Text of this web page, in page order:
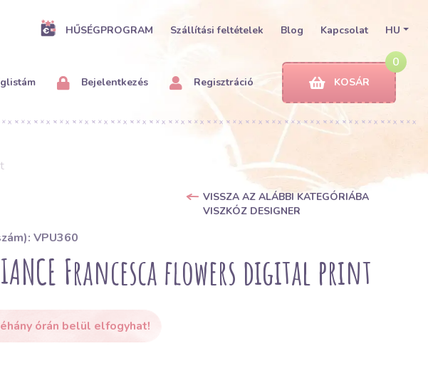
HŰSÉGPROGRAM Szállítási feltételek Blog Kapcsolat HU
Bejelentkezés Regisztráció
0
KOSÁR
VISSZA AZ ALÁBBI KATEGÓRIÁBA
VISZKÓZ DESIGNER
VPU360
Francesca flowers digital print
órán belül elfogyhat!